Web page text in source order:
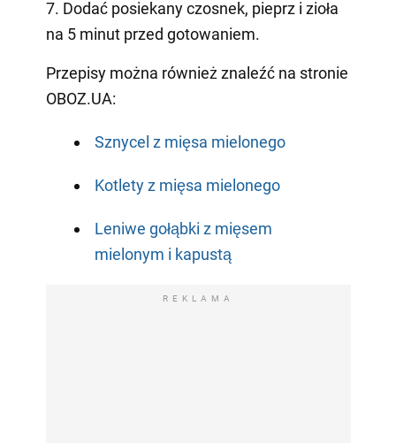
7. Dodać posiekany czosnek, pieprz i zioła
na 5 minut przed gotowaniem.
Przepisy można również znaleźć na stronie
OBOZ.UA:
Sznycel z mięsa mielonego
Kotlety z mięsa mielonego
Leniwe gołąbki z mięsem
mielonym i kapustą
REKLAMA